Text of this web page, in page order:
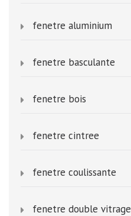
fenetre aluminium
fenetre basculante
fenetre bois
fenetre cintree
fenetre coulissante
fenetre double vitrage